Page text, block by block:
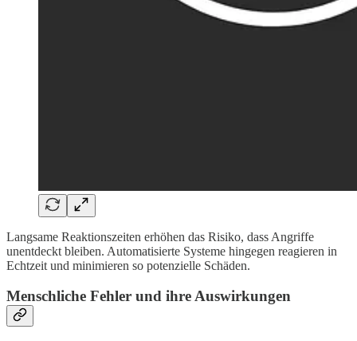
Langsame Reaktionszeiten erhöhen das Risiko, dass Angriffe
unentdeckt bleiben. Automatisierte Systeme hingegen reagieren in
Echtzeit und minimieren so potenzielle Schäden.
Menschliche Fehler und ihre Auswirkungen